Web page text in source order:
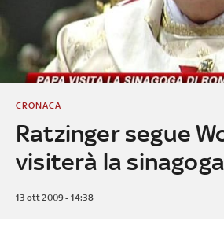
Ratzinger segue
visiterà la
CRONACA
13 ott 2009 - 14:38